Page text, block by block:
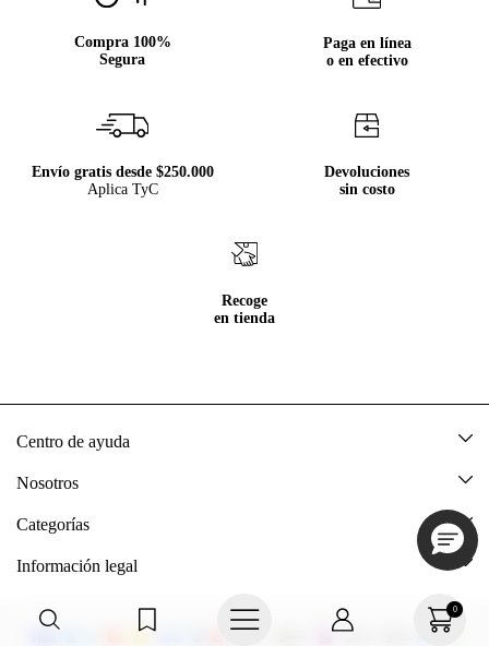
0
Compra 100%
Segura
Paga en línea
o en efectivo
Envío gratis desde $250.000
Aplica TyC
Devoluciones
sin costo
Recoge
en tienda
Centro de ayuda
Mis pedidos
Cómo comprar
Nosotros
Acerca de Tennis
Tns Friends
Categorías
Nuevo
Hombre
Información legal
Política de envio y devolución